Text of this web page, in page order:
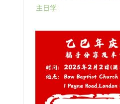
主日学